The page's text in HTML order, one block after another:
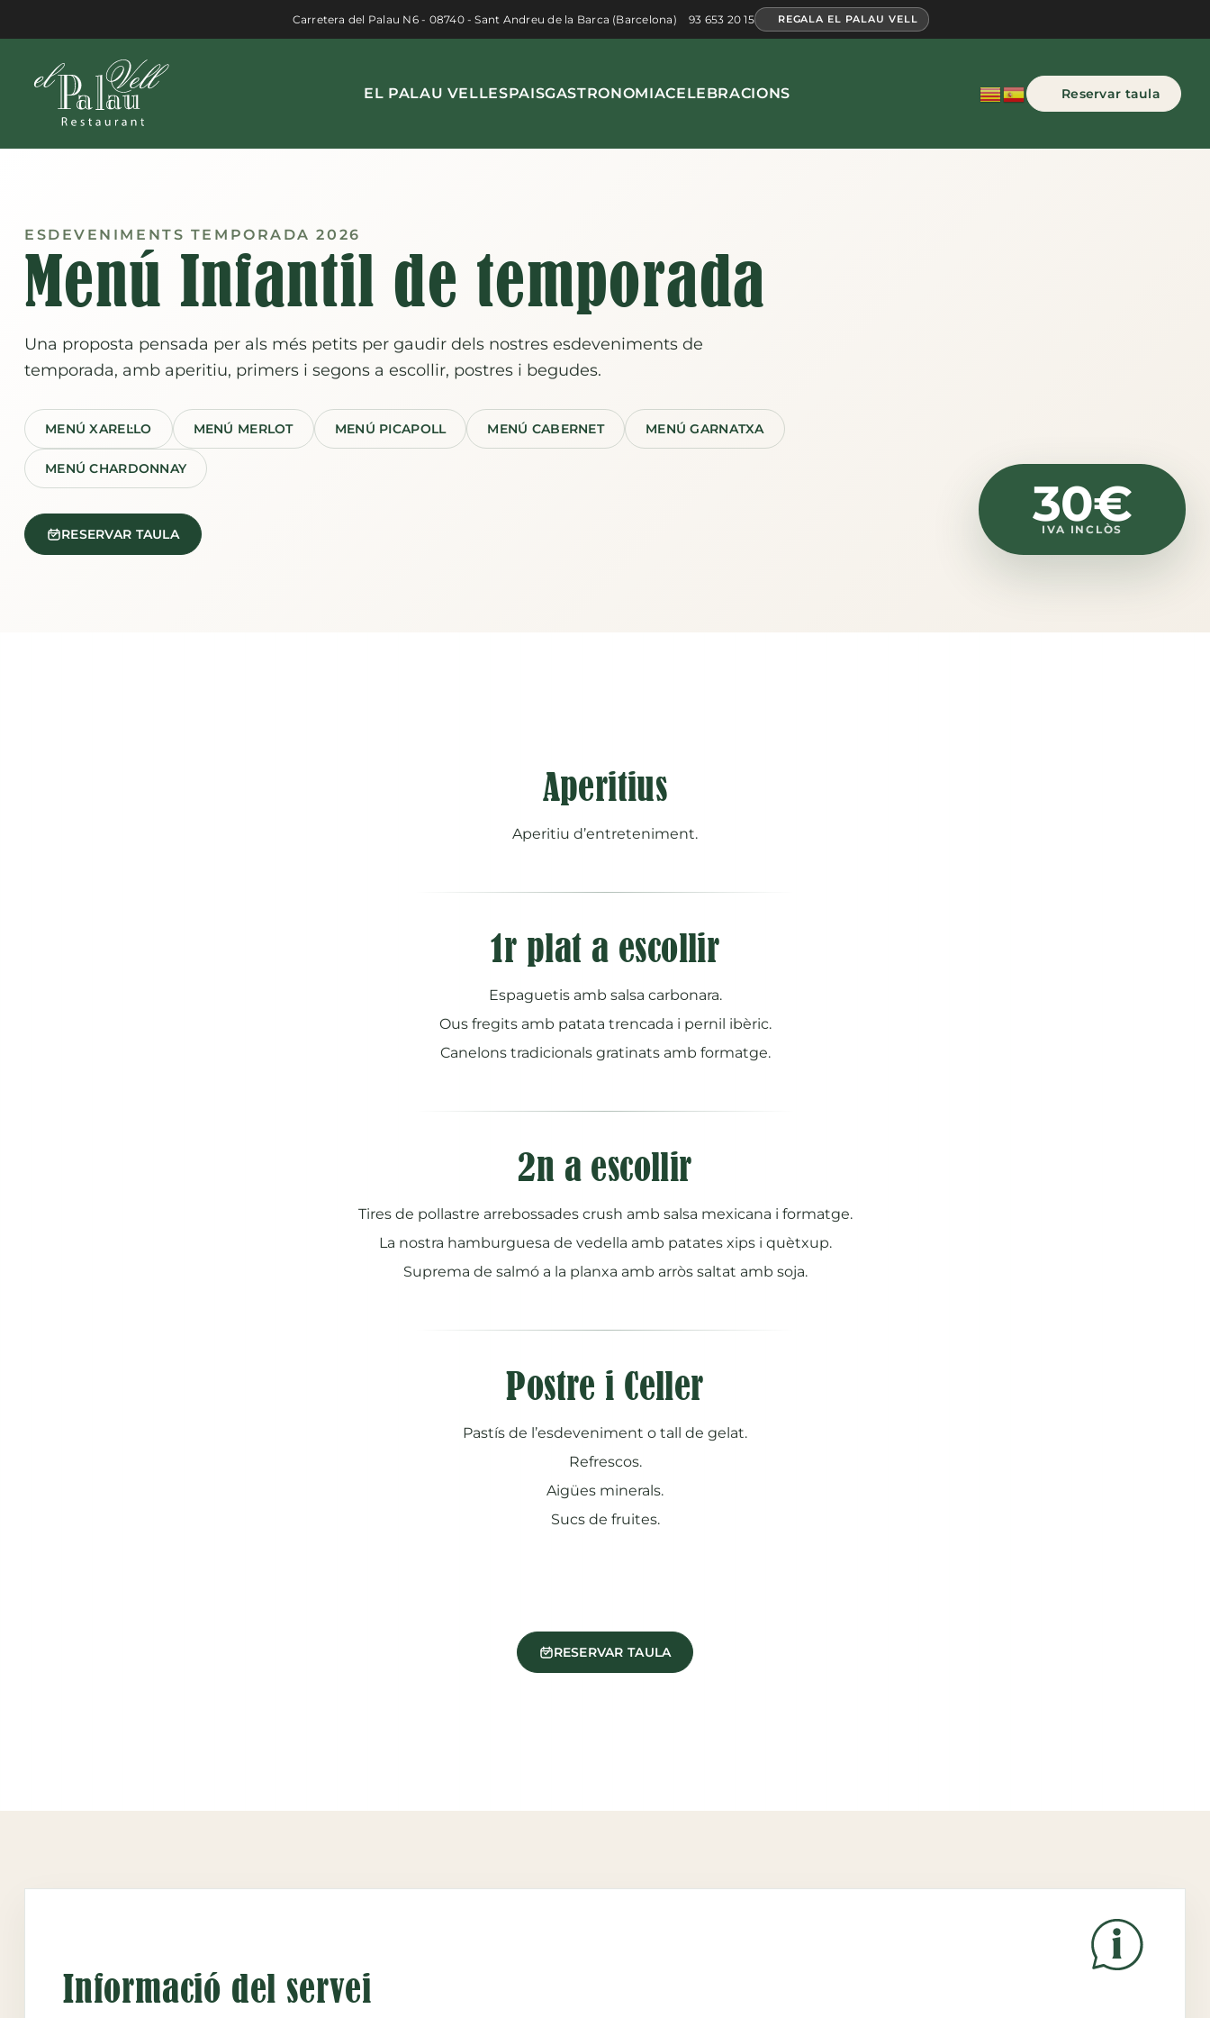
al
contingut
Carretera del Palau N6 - 08740 - Sant Andreu de la Barca (Barcelona) 93 653 20 15 REGALA EL PALAU VELL
EL PALAU VELLESPAISGASTRONOMIACELEBRACIONS Reservar taula
ESDEVENIMENTS TEMPORADA 2026
Menú Infantil de temporada
Una proposta pensada per als més petits per gaudir dels nostres esdeveniments de
temporada, amb aperitiu, primers i segons a escollir, postres i begudes.
MENÚ XAREL·LO MENÚ MERLOT MENÚ PICAPOLL MENÚ CABERNET MENÚ GARNATXA
MENÚ CHARDONNAY
RESERVAR TAULA
30€
IVA INCLÒS
Aperitius
Aperitiu d’entreteniment.
1r plat a escollir
Espaguetis amb salsa carbonara.
Ous fregits amb patata trencada i pernil ibèric.
Canelons tradicionals gratinats amb formatge.
2n a escollir
Tires de pollastre arrebossades crush amb salsa mexicana i formatge.
La nostra hamburguesa de vedella amb patates xips i quètxup.
Suprema de salmó a la planxa amb arròs saltat amb soja.
Postre i Celler
Pastís de l’esdeveniment o tall de gelat.
Refrescos.
Aigües minerals.
Sucs de fruites.
RESERVAR TAULA
Informació del servei